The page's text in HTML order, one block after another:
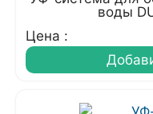
воды
Цена :